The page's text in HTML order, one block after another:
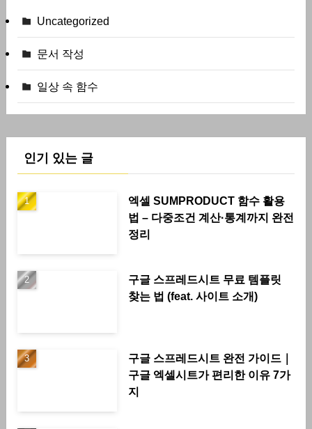
Uncategorized
문서 작성
일상 속 함수
인기 있는 글
엑셀 SUMPRODUCT 함수 활용
법 – 다중조건 계산·통계까지 완전
정리
구글 스프레드시트 무료 템플릿
찾는 법 (feat. 사이트 소개)
구글 스프레드시트 완전 가이드｜
구글 엑셀시트가 편리한 이유 7가
지